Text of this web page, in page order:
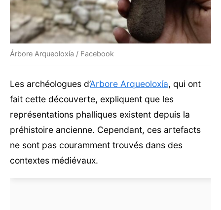
Árbore Arqueoloxía / Facebook
Les archéologues d’Arbore Arqueoloxía, qui ont
fait cette découverte, expliquent que les
représentations phalliques existent depuis la
préhistoire ancienne. Cependant, ces artefacts
ne sont pas couramment trouvés dans des
contextes médiévaux.